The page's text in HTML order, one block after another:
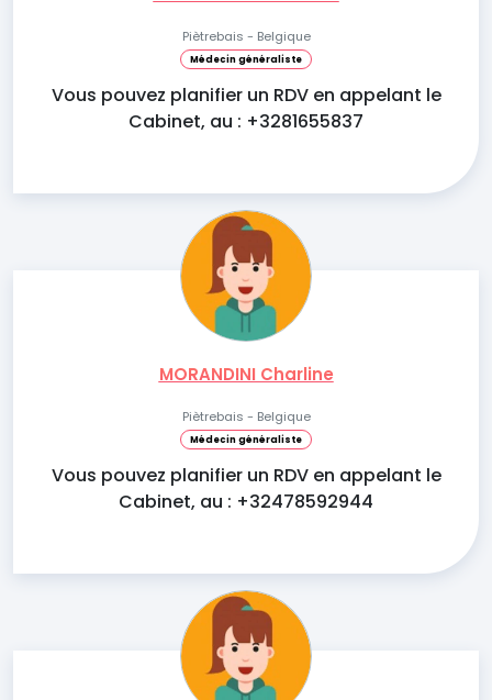
Piètrebais - Belgique
Médecin généraliste
Vous pouvez planifier un RDV en appelant le
Cabinet, au : +3281655837
MORANDINI Charline
Piètrebais - Belgique
Médecin généraliste
Vous pouvez planifier un RDV en appelant le
Cabinet, au : +32478592944